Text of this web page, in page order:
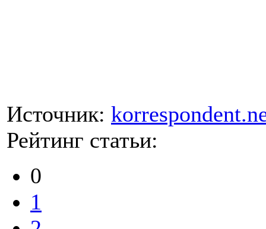
Источник:
Рейтинг статьи:
0
1